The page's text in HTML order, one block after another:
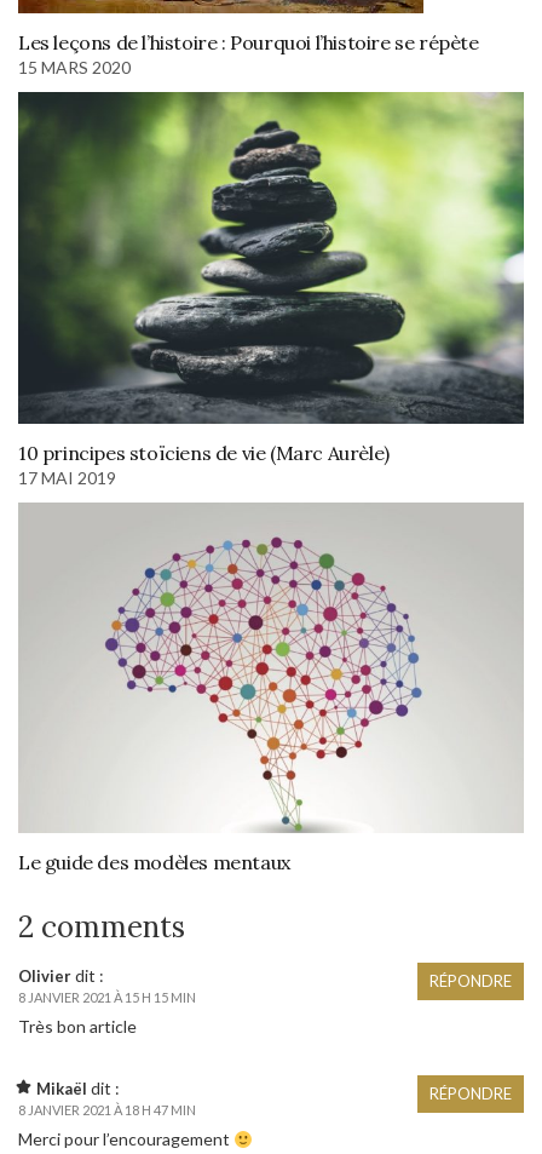
Les leçons de l’histoire : Pourquoi l’histoire se répète
15 MARS 2020
10 principes stoïciens de vie (Marc Aurèle)
17 MAI 2019
Le guide des modèles mentaux
2 comments
Olivierdit :
8 JANVIER 2021 À 15 H 15 MIN
Très bon article
RÉPONDRE
Mikaël dit :
8 JANVIER 2021 À 18 H 47 MIN
Merci pour l’encouragement
RÉPONDRE